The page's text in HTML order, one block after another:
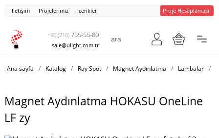
İletişim Projelerimiz Icerikler Proje Hesaplaması
+90 (216) 755-55-80
sale@ulight.com.tr
Ana sayfa / Katalog / Ray Spot / Magnet Aydınlatma / Lambalar /
Magnet Aydınlatma HOKASU OneLine
LF zy